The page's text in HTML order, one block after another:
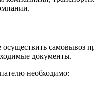
самовывоз
документы.
необходимо: